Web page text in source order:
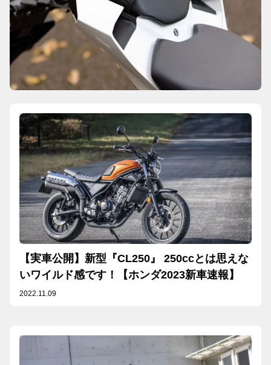
【実車公開】新型『CL250』 250ccとは思えな
いワイルド感です！【ホンダ2023新車速報】
2022.11.09